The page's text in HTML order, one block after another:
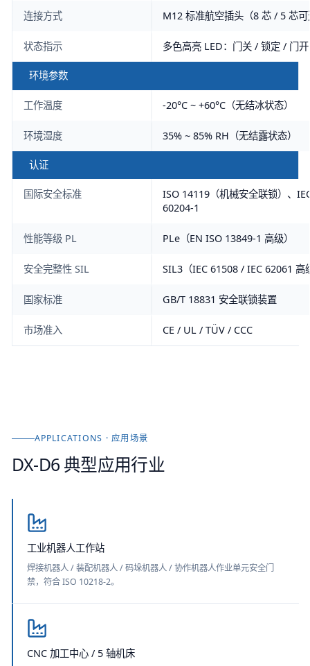
连接方式 M12 标准航空插头（8 芯 / 5 芯
状态指示 多色高亮 LED：门关 / 锁定 / 门
环境参数
工作温度 -20°C ~ +60°C（无结冰状态）
环境湿度 35% ~ 85% RH（无结露状态）
认证
国际安全标准
ISO 14119（机械安全联锁）、
60204-1
性能等级 PL PLe（EN ISO 13849-1 高级）
安全完整性 SIL SIL3（IEC 61508 / IEC 62061 高
国家标准 GB/T 18831 安全联锁装置
市场准入 CE / UL / TÜV / CCC
APPLICATIONS · 应用场景
DX-D6 典型应用行业
工业机器人工作站
焊接机器人 / 装配机器人 / 码垛机器人 / 协作机器人作业单元安全门
禁，符合 ISO 10218-2。
CNC 加工中心 / 5 轴机床